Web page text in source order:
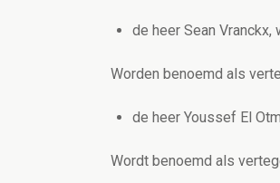
de heer Sean Vranckx,
Worden benoemd als
de heer Youssef El
Wordt benoemd als